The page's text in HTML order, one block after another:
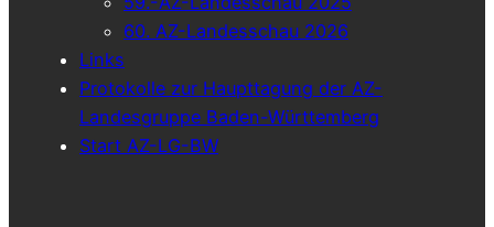
60. AZ-Landesschau 2026
Links
Protokolle zur Haupttagung der AZ-
Landesgruppe Baden-Württemberg
Start AZ-LG-BW